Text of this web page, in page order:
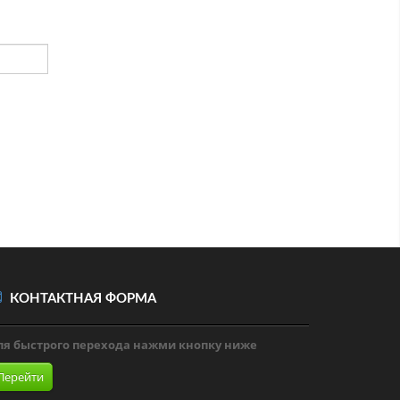
КОНТАКТНАЯ ФОРМА
быстрого перехода нажми кнопку ниже